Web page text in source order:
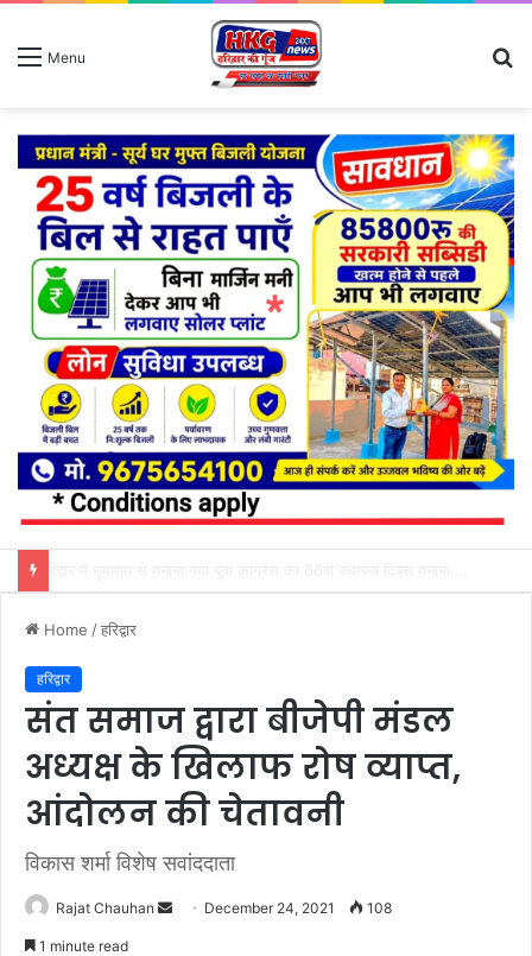
Menu
Home /हरिद्वार
हरिद्वार
संत समाज द्वारा बीजेपी मंडल
अध्यक्ष के खिलाफ रोष व्याप्त,
आंदोलन की चेतावनी
विकास शर्मा विशेष सवांददाता
Rajat Chauhan
Send December 24, 2021 108
1 minute read